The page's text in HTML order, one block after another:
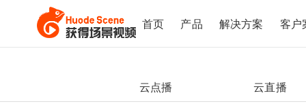
首页 产品 解决方案 客户
云点播 云直播